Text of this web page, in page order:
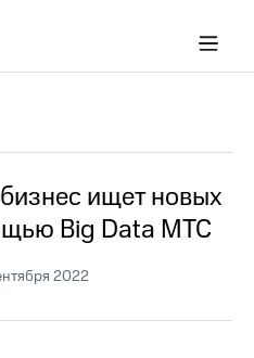
ищет новых
Big Data МТС
2022